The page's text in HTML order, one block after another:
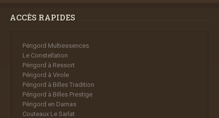
ACCÈS RAPIDES
Périgord Multiessences
Le Constellation
Périgord à Ressort
Périgord à Virole
Périgord à Billes Tradition
Périgord à Billes Prestige
Périgord en Damas
Couteaux Le Sarlat